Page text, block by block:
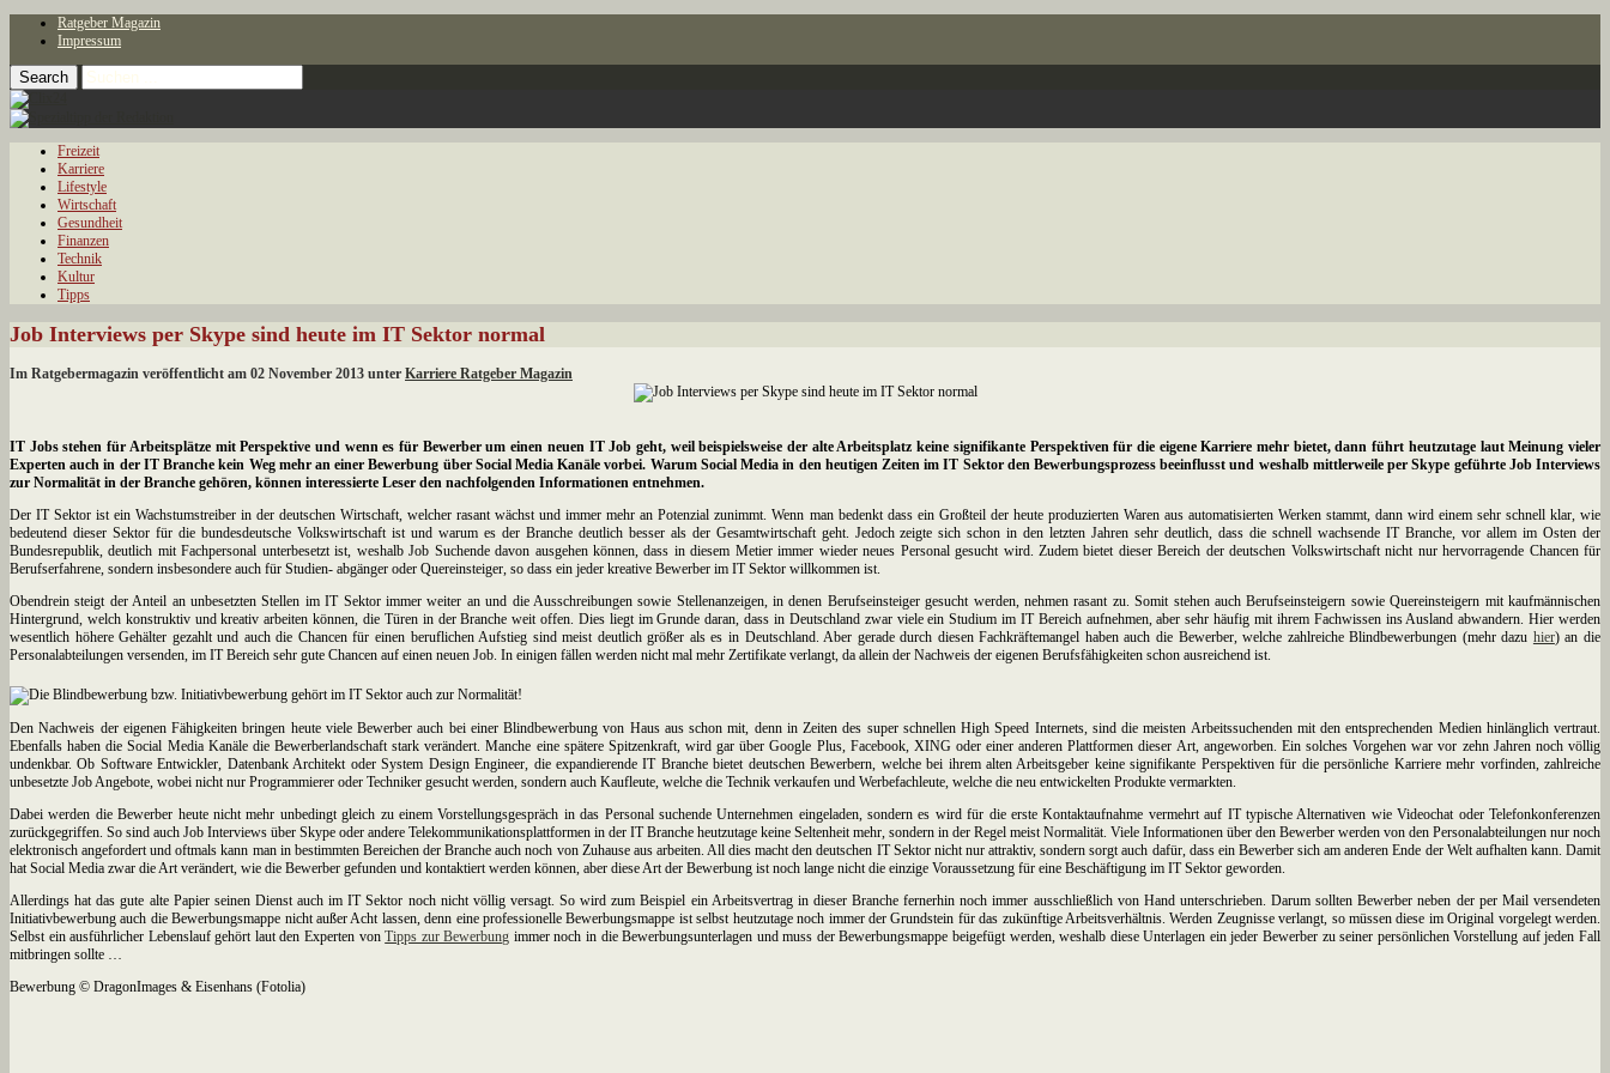
Ratgeber Magazin
Impressum
Freizeit
Karriere
Lifestyle
Wirtschaft
Gesundheit
Finanzen
Technik
Kultur
Tipps
Job Interviews per Skype sind heute im IT Sektor normal
Im Ratgebermagazin veröffentlicht am 02 November 2013 unter Karriere Ratgeber Magazin
IT Jobs stehen für Arbeitsplätze mit Perspektive und wenn es für Bewerber um einen neuen IT Job geht, weil beispielsweise der alte Arbeitsplatz keine signifikante Perspektiven für die eigene Karriere mehr bietet, dann führt heutzutage laut Meinung vieler
Experten auch in der IT Branche kein Weg mehr an einer Bewerbung über Social Media Kanäle vorbei. Warum Social Media in den heutigen Zeiten im IT Sektor den Bewerbungsprozess beeinflusst und weshalb mittlerweile per Skype geführte Job Interviews
zur Normalität in der Branche gehören, können interessierte Leser den nachfolgenden Informationen entnehmen.
Der IT Sektor ist ein Wachstumstreiber in der deutschen Wirtschaft, welcher rasant wächst und immer mehr an Potenzial zunimmt. Wenn man bedenkt dass ein Großteil der heute produzierten Waren aus automatisierten Werken stammt, dann wird einem sehr schnell klar, wie
bedeutend dieser Sektor für die bundesdeutsche Volkswirtschaft ist und warum es der Branche deutlich besser als der Gesamtwirtschaft geht. Jedoch zeigte sich schon in den letzten Jahren sehr deutlich, dass die schnell wachsende IT Branche, vor allem im Osten der
Bundesrepublik, deutlich mit Fachpersonal unterbesetzt ist, weshalb Job Suchende davon ausgehen können, dass in diesem Metier immer wieder neues Personal gesucht wird. Zudem bietet dieser Bereich der deutschen Volkswirtschaft nicht nur hervorragende Chancen für
Berufserfahrene, sondern insbesondere auch für Studien- abgänger oder Quereinsteiger, so dass ein jeder kreative Bewerber im IT Sektor willkommen ist.
Obendrein steigt der Anteil an unbesetzten Stellen im IT Sektor immer weiter an und die Ausschreibungen sowie Stellenanzeigen, in denen Berufseinsteiger gesucht werden, nehmen rasant zu. Somit stehen auch Berufseinsteigern sowie Quereinsteigern mit kaufmännischen
Hintergrund, welch konstruktiv und kreativ arbeiten können, die Türen in der Branche weit offen. Dies liegt im Grunde daran, dass in Deutschland zwar viele ein Studium im IT Bereich aufnehmen, aber sehr häufig mit ihrem Fachwissen ins Ausland abwandern. Hier werden
wesentlich höhere Gehälter gezahlt und auch die Chancen für einen beruflichen Aufstieg sind meist deutlich größer als es in Deutschland. Aber gerade durch diesen Fachkräftemangel haben auch die Bewerber, welche zahlreiche Blindbewerbungen (mehr dazu hier) an die
Personalabteilungen versenden, im IT Bereich sehr gute Chancen auf einen neuen Job. In einigen fällen werden nicht mal mehr Zertifikate verlangt, da allein der Nachweis der eigenen Berufsfähigkeiten schon ausreichend ist.
Den Nachweis der eigenen Fähigkeiten bringen heute viele Bewerber auch bei einer Blindbewerbung von Haus aus schon mit, denn in Zeiten des super schnellen High Speed Internets, sind die meisten Arbeitssuchenden mit den entsprechenden Medien hinlänglich vertraut.
Ebenfalls haben die Social Media Kanäle die Bewerberlandschaft stark verändert. Manche eine spätere Spitzenkraft, wird gar über Google Plus, Facebook, XING oder einer anderen Plattformen dieser Art, angeworben. Ein solches Vorgehen war vor zehn Jahren noch völlig
undenkbar. Ob Software Entwickler, Datenbank Architekt oder System Design Engineer, die expandierende IT Branche bietet deutschen Bewerbern, welche bei ihrem alten Arbeitsgeber keine signifikante Perspektiven für die persönliche Karriere mehr vorfinden, zahlreiche
unbesetzte Job Angebote, wobei nicht nur Programmierer oder Techniker gesucht werden, sondern auch Kaufleute, welche die Technik verkaufen und Werbefachleute, welche die neu entwickelten Produkte vermarkten.
Dabei werden die Bewerber heute nicht mehr unbedingt gleich zu einem Vorstellungsgespräch in das Personal suchende Unternehmen eingeladen, sondern es wird für die erste Kontaktaufnahme vermehrt auf IT typische Alternativen wie Videochat oder Telefonkonferenzen
zurückgegriffen. So sind auch Job Interviews über Skype oder andere Telekommunikationsplattformen in der IT Branche heutzutage keine Seltenheit mehr, sondern in der Regel meist Normalität. Viele Informationen über den Bewerber werden von den Personalabteilungen nur noch
elektronisch angefordert und oftmals kann man in bestimmten Bereichen der Branche auch noch von Zuhause aus arbeiten. All dies macht den deutschen IT Sektor nicht nur attraktiv, sondern sorgt auch dafür, dass ein Bewerber sich am anderen Ende der Welt aufhalten kann. Damit
hat Social Media zwar die Art verändert, wie die Bewerber gefunden und kontaktiert werden können, aber diese Art der Bewerbung ist noch lange nicht die einzige Voraussetzung für eine Beschäftigung im IT Sektor geworden.
Allerdings hat das gute alte Papier seinen Dienst auch im IT Sektor noch nicht völlig versagt. So wird zum Beispiel ein Arbeitsvertrag in dieser Branche fernerhin noch immer ausschließlich von Hand unterschrieben. Darum sollten Bewerber neben der per Mail versendeten
Initiativbewerbung auch die Bewerbungsmappe nicht außer Acht lassen, denn eine professionelle Bewerbungsmappe ist selbst heutzutage noch immer der Grundstein für das zukünftige Arbeitsverhältnis. Werden Zeugnisse verlangt, so müssen diese im Original vorgelegt werden.
Selbst ein ausführlicher Lebenslauf gehört laut den Experten vonTipps zur Bewerbung immer noch in die Bewerbungsunterlagen und muss der Bewerbungsmappe beigefügt werden, weshalb diese Unterlagen ein jeder Bewerber zu seiner persönlichen Vorstellung auf jeden Fall
mitbringen sollte …
Bewerbung © DragonImages & Eisenhans (Fotolia)